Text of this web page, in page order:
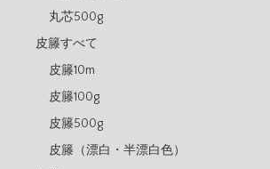
丸芯500g
皮籐すべて
皮籐10m
皮籐100g
皮籐500g
皮籐（漂白・半漂白色）